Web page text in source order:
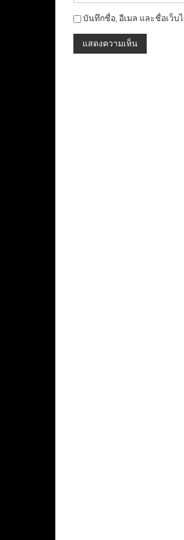
บันทึกชื่อ, อีเมล และชื่อเว็บ